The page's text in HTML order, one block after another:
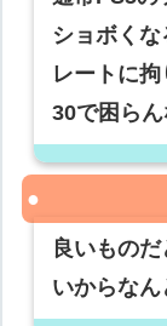
ショボく
レートに
30で困ら
良いもの
いからな